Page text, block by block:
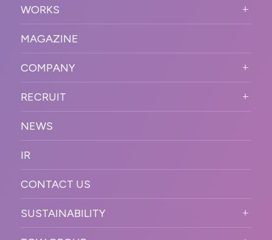
VISION
OUR DNA
STRONG POINT
BUSINESS DOMAIN
SOLUTION
WORKFLOW
WORKS
オンラインイベント
SNSプロモーション
プラットフォーム販
促
デジタル制作・映像
制作
PR
カンファレンス・展示会・アワ
ESPORTS・ゲームプロモーシ
MAGAZINE
COMPANY
COMPANY INFORMATION
MESSAGE
OFFICER
ACCESS
ORGANIZATION CHART
HISTORY
RECRUIT
新卒採用
キャリア採用
NEWS
IR
CONTACT US
SUSTAINABILITY